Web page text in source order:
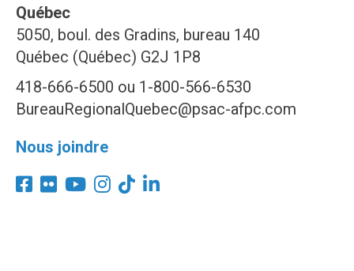
Québec
5050, boul. des Gradins, bureau 140
Québec (Québec) G2J 1P8
418-666-6500 ou 1-800-566-6530
BureauRegionalQuebec@psac-afpc.com
Nous joindre